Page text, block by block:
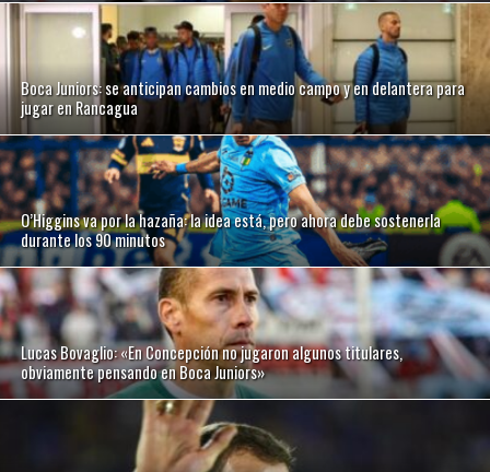
Boca Juniors: se anticipan cambios en medio campo y en delantera para
jugar en Rancagua
O’Higgins va por la hazaña: la idea está, pero ahora debe sostenerla
durante los 90 minutos
Lucas Bovaglio: «En Concepción no jugaron algunos titulares,
obviamente pensando en Boca Juniors»